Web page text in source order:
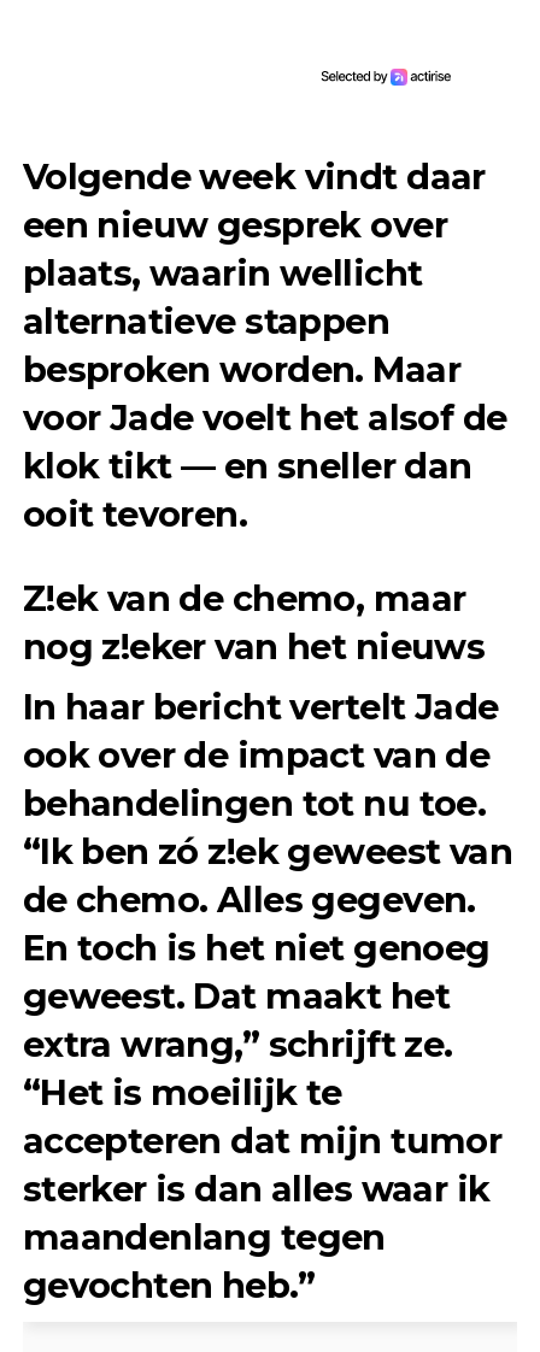
Volgende week vindt daar
een nieuw gesprek over
plaats, waarin wellicht
alternatieve stappen
besproken worden. Maar
voor Jade voelt het alsof de
klok tikt — en sneller dan
ooit tevoren.
Z!ek van de chemo, maar
nog z!eker van het nieuws
In haar bericht vertelt Jade
ook over de impact van de
behandelingen tot nu toe.
“Ik ben zó z!ek geweest van
de chemo. Alles gegeven.
En toch is het niet genoeg
geweest. Dat maakt het
extra wrang,” schrijft ze.
“Het is moeilijk te
accepteren dat mijn tumor
sterker is dan alles waar ik
maandenlang tegen
gevochten heb.”